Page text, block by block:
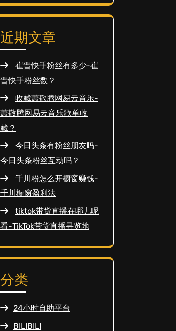
近期文章
崔晋快手粉丝有多少-崔
晋快手粉丝数？
收藏萧敬腾网易云音乐-
萧敬腾网易云音乐歌单收
藏？
今日头条有粉丝朋友吗-
今日头条粉丝互动吗？
千川粉怎么开橱窗赚钱-
千川橱窗盈利法
tiktok带货直播在哪儿呢
看-TikTok带货直播寻览地
分类
24小时自助平台
BILIBILI